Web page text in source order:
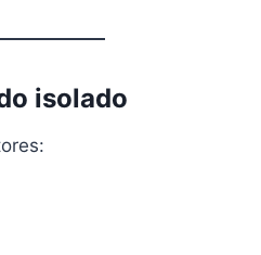
isolado